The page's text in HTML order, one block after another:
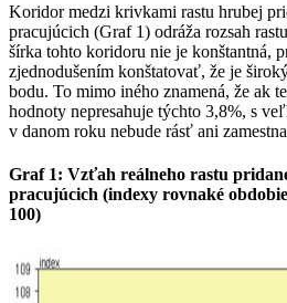
Koridor medzi krivkami rastu hrubej
pracujúcich (Graf 1) odráža rozsah
šírka tohto koridoru nie je konštantná,
zjednodušením konštatovať, že je
bodu. To mimo iného znamená, že ak
hodnoty nepresahuje týchto 3,8%, s
v danom roku nebude rásť ani
Graf 1: Vzťah reálneho rastu
pracujúcich (indexy rovnaké
100)